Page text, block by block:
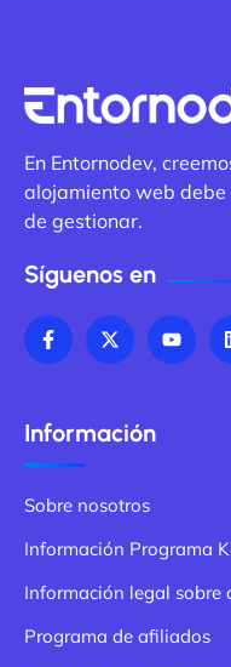
En Entornodev,
alojamiento web
de gestionar.
Síguenos en
Información
Sobre nosotros
Información Programa
Información legal sobre
Programa de afiliados